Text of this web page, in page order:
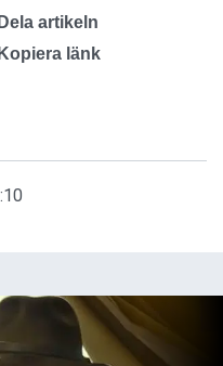
Dela artikeln
Kopiera länk